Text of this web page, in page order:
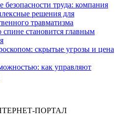
безопасности труда: компания
решения для
травматизма
спине становится главным
скрытые угрозы и цена
как управляют
ПОРТАЛ